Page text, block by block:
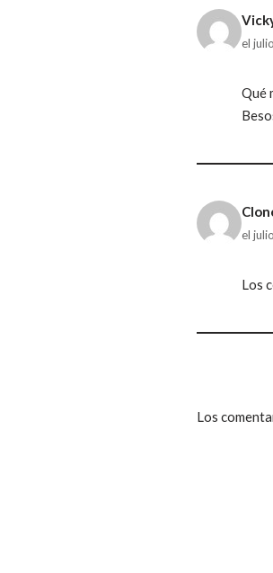
el
Qué
el
Los
Los